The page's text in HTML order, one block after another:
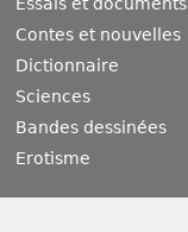
Essais et documents
Contes et nouvelles
Dictionnaire
Sciences
Bandes dessinées
Erotisme